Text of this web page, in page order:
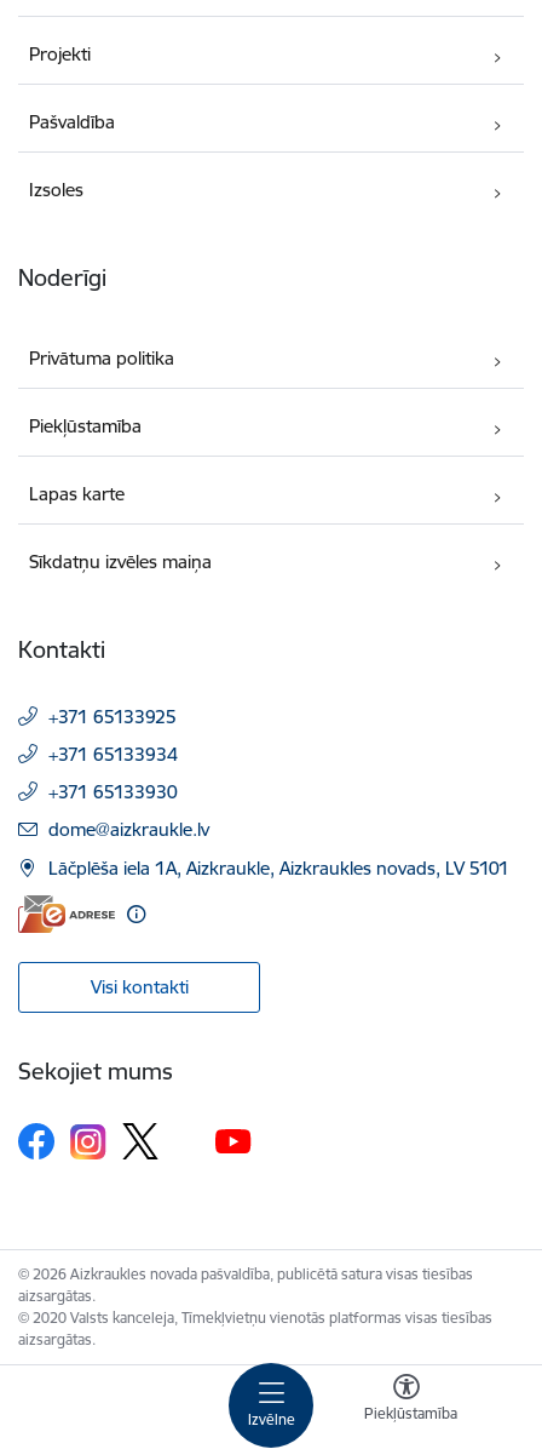
Izvēlne Piekļūstamība
Projekti
Pašvaldība
Izsoles
Noderīgi
Privātuma politika
Piekļūstamība
Lapas karte
Sīkdatņu izvēles maiņa
Kontakti
+371 65133925
+371 65133934
+371 65133930
E-pasts:
dome@aizkraukle.lv
Lāčplēša iela 1A, Aizkraukle, Aizkraukles novads, LV 5101
Visi kontakti
Sekojiet mums
© 2026 Aizkraukles novada pašvaldība, publicētā satura visas tiesības
aizsargātas.
© 2020 Valsts kanceleja, Tīmekļvietņu vienotās platformas visas tiesības
aizsargātas.